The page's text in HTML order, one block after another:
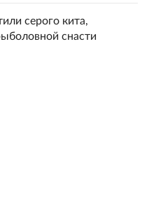
серого кита,
снасти